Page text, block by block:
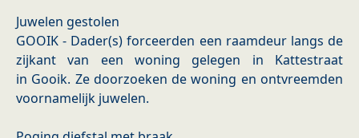
Juwelen gestolen
GOOIK - Dader(s) forceerden een raamdeur langs de
zijkant van een woning gelegen in Kattestraat
in Gooik. Ze doorzoeken de woning en ontvreemden
voornamelijk juwelen.